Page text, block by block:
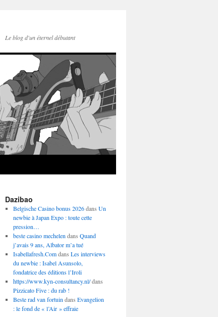
Le blog d'un éternel débutant
Dazibao
Belgische Casino bonus 2026dans Un
newbie à Japan Expo : toute cette
pression…
beste casino mechelen dans Quand
j’avais 9 ans, Albator m’a tué
Isabellafresh.Comdans Les interviews
du newbie : Isabel Asunsolo,
fondatrice des éditions l’Iroli
https://www.kyn-consultancy.nl/dans
Pizzicato Five : du rab !
Beste rad van fortuin dans Evangelion
: le fond de « l’Air » effraie